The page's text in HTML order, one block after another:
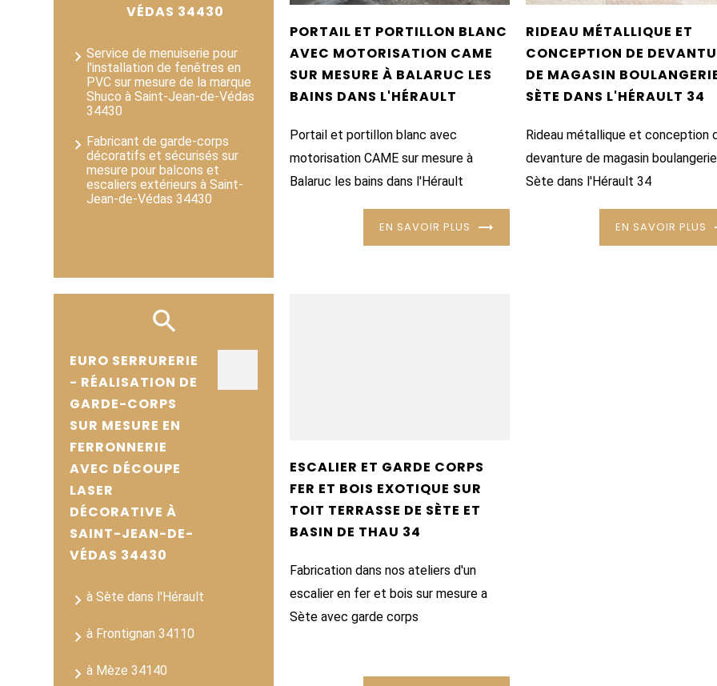
VÉDAS 34430
Service de menuiserie pour
l'installation de fenêtres en
PVC sur mesure de la marque
Shuco à Saint-Jean-de-Védas
34430
Fabricant de garde-corps
décoratifs et sécurisés sur
mesure pour balcons et
escaliers extérieurs à Saint-
Jean-de-Védas 34430
PORTAIL ET PORTILLON BLANC
AVEC MOTORISATION CAME
SUR MESURE À BALARUC LES
BAINS DANS L'HÉRAULT
Portail et portillon blanc avec
motorisation CAME sur mesure à
Balaruc les bains dans l'Hérault
EN SAVOIR PLUS
RIDEAU MÉTALLIQUE ET
CONCEPTION DE
DE MAGASIN
SÈTE DANS L'HÉRAULT 34
Rideau métallique et conception
devanture de magasin
Sète dans l'Hérault 34
EN SAVOIR PLUS
EURO SERRURERIE
- RÉALISATION DE
GARDE-CORPS
SUR MESURE EN
FERRONNERIE
AVEC DÉCOUPE
LASER
DÉCORATIVE À
SAINT-JEAN-DE-
VÉDAS 34430
à Sète dans l'Hérault
à Frontignan 34110
à Mèze 34140
ESCALIER ET GARDE CORPS
FER ET BOIS EXOTIQUE SUR
TOIT TERRASSE DE SÈTE ET
BASIN DE THAU 34
Fabrication dans nos ateliers d'un
escalier en fer et bois sur mesure a
Sète avec garde corps